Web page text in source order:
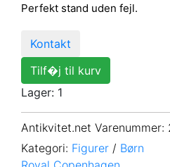
Perfekt stand uden fejl.
Kontakt
Tilf�j til kurv
Lager: 1
Antikvitet.net Varenummer:
Kategori: Figurer / Børn